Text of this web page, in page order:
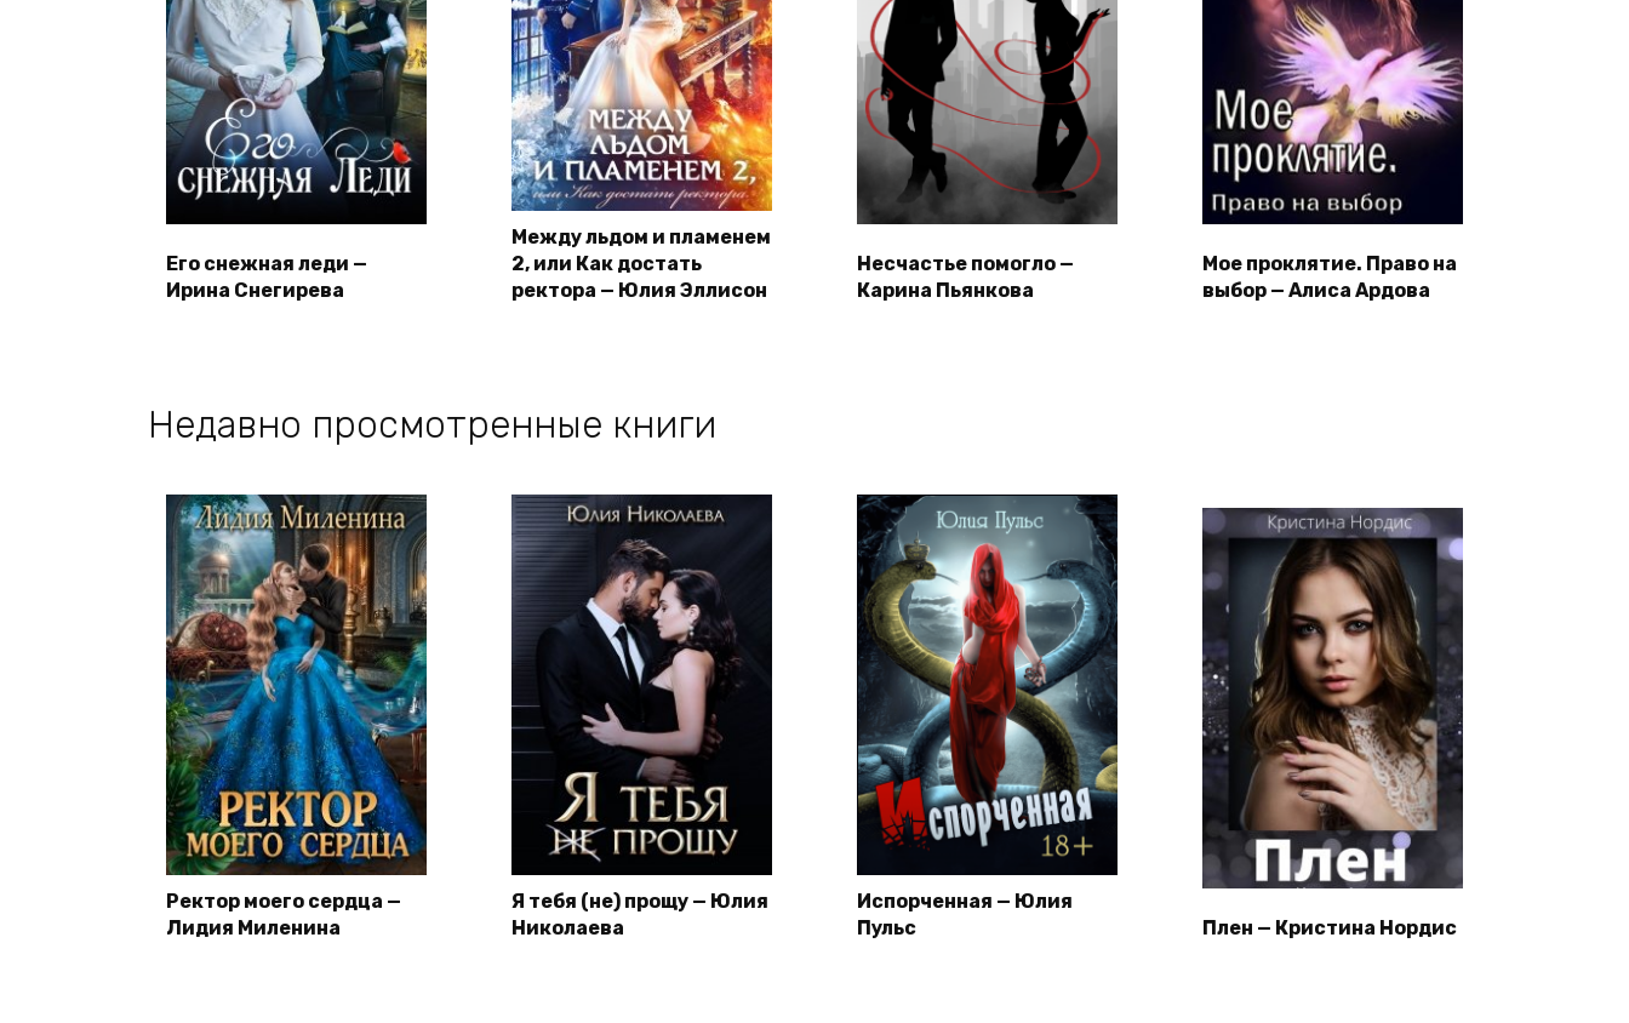
Его снежная леди —
Ирина Снегирева
Между льдом и пламенем
2, или Как достать
ректора — Юлия Эллисон
Несчастье помогло —
Карина Пьянкова
Мое проклятие. Право на
выбор — Алиса Ардова
Недавно просмотренные книги
Ректор моего сердца —
Лидия Миленина
Я тебя (не) прощу — Юлия
Николаева
Испорченная — Юлия
Пульс
Плен — Кристина Нордис